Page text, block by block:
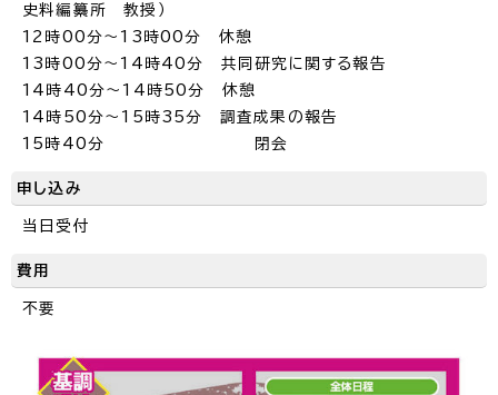
史料編纂所 教授）
12時00分～13時00分 休憩
13時00分～14時40分 共同研究に関する報告
14時40分～14時50分 休憩
14時50分～15時35分 調査成果の報告
15時40分 閉会
申し込み
当日受付
費用
不要